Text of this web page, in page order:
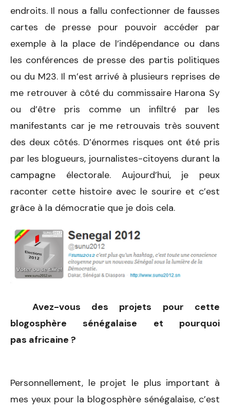
endroits. Il nous a fallu confectionner de fausses
cartes de presse pour pouvoir accéder par
exemple à la place de l’indépendance ou dans
les conférences de presse des partis politiques
ou du M23. Il m’est arrivé à plusieurs reprises de
me retrouver à côté du commissaire Harona Sy
ou d’être pris comme un infiltré par les
manifestants car je me retrouvais très souvent
des deux côtés. D’énormes risques ont été pris
par les blogueurs, journalistes-citoyens durant la
campagne électorale. Aujourd’hui, je peux
raconter cette histoire avec le sourire et c’est
grâce à la démocratie que je dois cela.
Avez-vous des projets pour cette
blogosphère sénégalaise et pourquoi
pas africaine ?
Personnellement, le projet le plus important à
mes yeux pour la blogosphère sénégalaise, c’est